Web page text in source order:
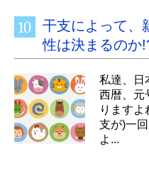
干支によって、
性は決まるのか
私達、日
西暦、元
ります
支が)一
よ...